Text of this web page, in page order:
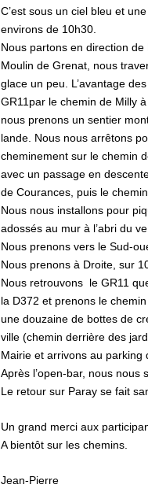
C’est sous un ciel bleu et
environs de 10h30.
Nous partons en direction
Moulin de Grenat, nous
glace un peu. L’avantage
GR11par le chemin de Milly
nous prenons un sentier
lande. Nous nous arrêtons
cheminement sur le chemin
avec un passage en
de Courances, puis le
Nous nous installons pour
adossés au mur à l’abri du
Nous prenons vers le Sud-
Nous prenons à Droite, sur
Nous retrouvons le GR11
la D372 et prenons le
une douzaine de bottes de
ville (chemin derrière des
Mairie et arrivons au parking
Après l’open-bar, nous nous
Le retour sur Paray se fait
Un grand merci aux
A bientôt sur les chemins.
Jean-Pierre